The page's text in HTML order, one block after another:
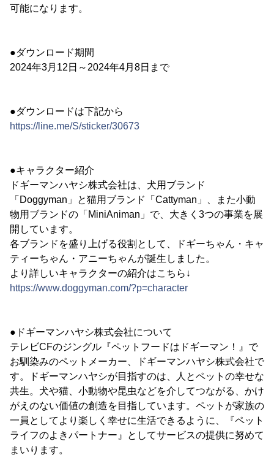
可能になります。
●ダウンロード期間
2024年3月12日～2024年4月8日まで
●ダウンロードは下記から
https://line.me/S/sticker/30673
●キャラクター紹介
ドギーマンハヤシ株式会社は、犬用ブランド
「Doggyman」と猫用ブランド「Cattyman」、また小動
物用ブランドの「MiniAniman」で、大きく3つの事業を展
開しています。
各ブランドを盛り上げる役割として、ドギーちゃん・キャ
ティーちゃん・アニーちゃんが誕生しました。
より詳しいキャラクターの紹介はこちら↓
https://www.doggyman.com/?p=character
●ドギーマンハヤシ株式会社について
テレビCFのジングル『ペットフードはドギーマン！』で
お馴染みのペットメーカー、ドギーマンハヤシ株式会社で
す。ドギーマンハヤシが目指すのは、人とペットの幸せな
共生。犬や猫、小動物や昆虫などを介してつながる、かけ
がえのない価値の創造を目指しています。ペットが家族の
一員としてより楽しく幸せに生活できるように、『ペット
ライフのよきパートナー』としてサービスの提供に努めて
まいります。